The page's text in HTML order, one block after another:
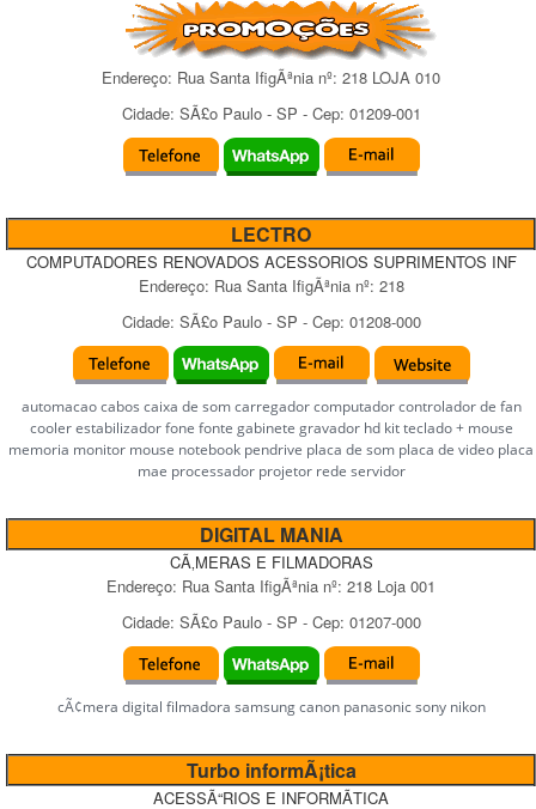
Endereço: Rua Santa IfigÃªnia nº: 218 LOJA 010
Cidade: SÃ£o Paulo- SP - Cep: 01209-001
LECTRO
COMPUTADORES RENOVADOS ACESSORIOS SUPRIMENTOS INF
Endereço: Rua Santa IfigÃªnianº: 218
Cidade: SÃ£o Paulo- SP - Cep: 01208-000
automacao cabos caixa de som carregador computador controlador de fan
cooler estabilizador fone fonte gabinete gravador hd kit teclado + mouse
memoria monitor mouse notebook pendrive placa de som placa de video placa
mae processador projetor rede servidor
DIGITAL MANIA
CÃ‚MERAS E FILMADORAS
Endereço: Rua Santa IfigÃªnia nº: 218 Loja 001
Cidade: SÃ£o Paulo- SP - Cep: 01207-000
cÃ¢mera digital filmadora samsung canon panasonic sony nikon
Turbo informÃ¡tica
ACESSÃ“RIOS E INFORMÃTICA